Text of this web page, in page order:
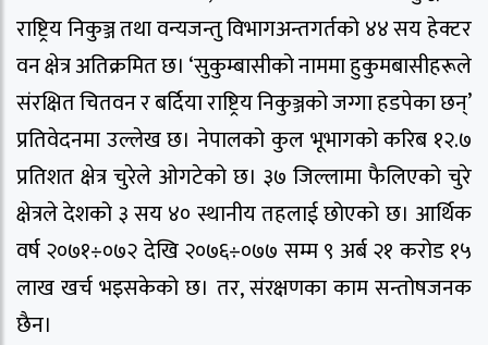
राष्ट्रिय निकुञ्ज तथा वन्यजन्तु विभागअन्तगर्तको ४४ सय हेक्टर
वन क्षेत्र अतिक्रमित छ। ‘सुकुम्बासीको नाममा हुकुमबासीहरूले
संरक्षित चितवन र बर्दिया राष्ट्रिय निकुञ्जको जग्गा हडपेका छन्’
प्रतिवेदनमा उल्लेख छ। नेपालको कुल भूभागको करिब १२.७
प्रतिशत क्षेत्र चुरेले ओगटेको छ। ३७ जिल्लामा फैलिएको चुरे
क्षेत्रले देशको ३ सय ४० स्थानीय तहलाई छोएको छ। आर्थिक
वर्ष २०७१÷०७२ देखि २०७६÷०७७ सम्म ९ अर्ब २१ करोड १५
लाख खर्च भइसकेको छ। तर, संरक्षणका काम सन्तोषजनक
छैन।